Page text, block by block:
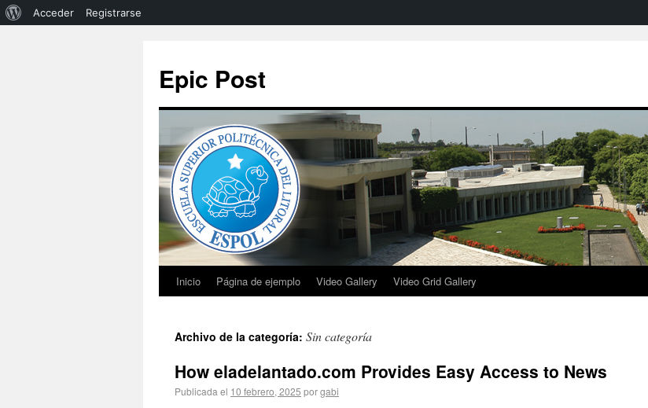
Epic Post
Inicio Página de ejemplo Video Gallery Video Grid Gallery
Archivo de la categoría: Sin categoría
How eladelantado.com Provides Easy Access to News
Publicada el 10 febrero, 2025 porgabi
Acceder Registrarse